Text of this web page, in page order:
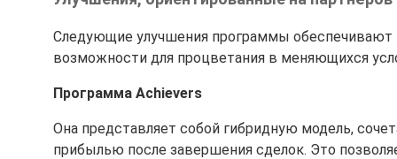
Следующие улучшения программы
возможности для процветания в меняющихся
Программа Achievers
Она представляет собой гибридную модель,
прибылью после завершения сделок. Это